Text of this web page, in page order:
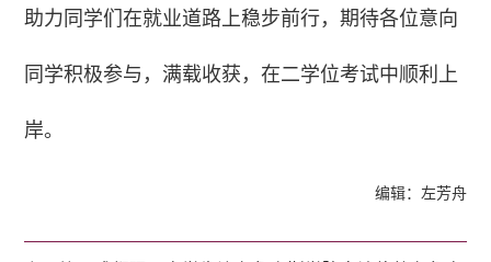
助力同学们在就业道路上稳步前行，期待各位意向
同学积极参与，满载收获，在二学位考试中顺利上
岸。
编辑：左芳舟